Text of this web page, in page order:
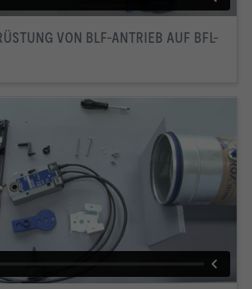
VON BLF-ANTRIEB AUF BFL-